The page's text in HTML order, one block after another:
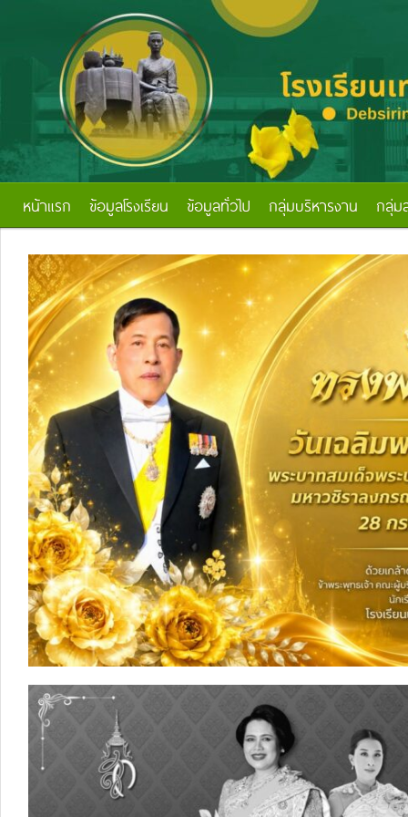
หน้าแรก ข้อมูลโรงเรียน ข้อมูลทั่วไป กลุ่มบริหารงาน กลุ่ม